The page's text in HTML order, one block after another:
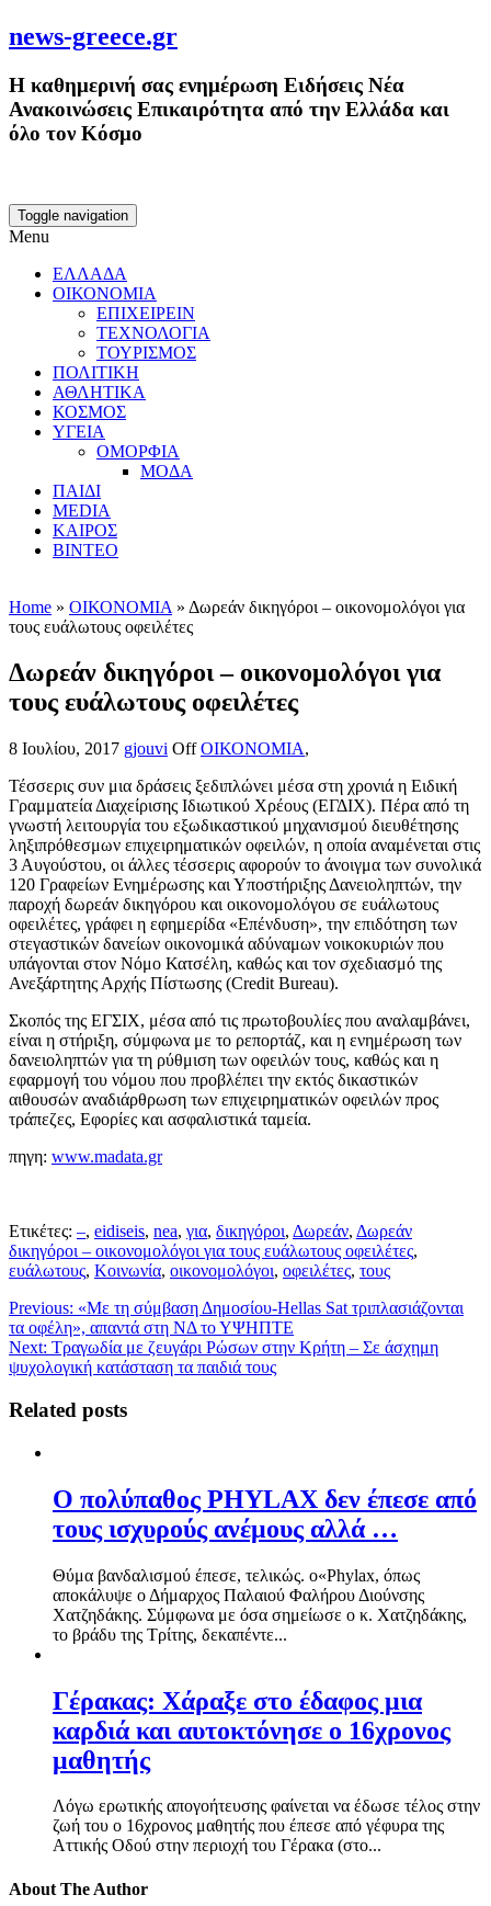
news-greece.gr
Η καθημερινή σας ενημέρωση Ειδήσεις Νέα
Ανακοινώσεις Επικαιρότητα από την Ελλάδα και
όλο τον Κόσμο
Toggle navigation
Menu
ΕΛΛΑΔΑ
ΟΙΚΟΝΟΜΙΑ
ΕΠΙΧΕΙΡΕΙΝ
ΤΕΧΝΟΛΟΓΙΑ
ΤΟΥΡΙΣΜΟΣ
ΠΟΛΙΤΙΚΗ
ΑΘΛΗΤΙΚΑ
ΚΟΣΜΟΣ
ΥΓΕΙΑ
ΟΜΟΡΦΙΑ
ΜΟΔΑ
ΠΑΙΔΙ
MEDIA
ΚΑΙΡΟΣ
ΒΙΝΤΕΟ
Home » ΟΙΚΟΝΟΜΙΑ » Δωρεάν δικηγόροι – οικονομολόγοι για
τους ευάλωτους οφειλέτες
Δωρεάν δικηγόροι – οικονομολόγοι για
τους ευάλωτους οφειλέτες
8 Ιουλίου, 2017 gjouvi Off ΟΙΚΟΝΟΜΙΑ,
Τέσσερις συν μια δράσεις ξεδιπλώνει μέσα στη χρονιά η Ειδική
Γραμματεία Διαχείρισης Ιδιωτικού Χρέους (ΕΓΔΙΧ). Πέρα από τη
γνωστή λειτουργία του εξωδικαστικού μηχανισμού διευθέτησης
ληξιπρόθεσμων επιχειρηματικών οφειλών, η οποία αναμένεται στις
3 Αυγούστου, οι άλλες τέσσερις αφορούν το άνοιγμα των συνολικά
120 Γραφείων Ενημέρωσης και Υποστήριξης Δανειοληπτών, την
παροχή δωρεάν δικηγόρου και οικονομολόγου σε ευάλωτους
οφειλέτες, γράφει η εφημερίδα «Επένδυση», την επιδότηση των
στεγαστικών δανείων οικονομικά αδύναμων νοικοκυριών που
υπάγονται στον Νόμο Κατσέλη, καθώς και τον σχεδιασμό της
Ανεξάρτητης Αρχής Πίστωσης (Credit Bureau).
Σκοπός της ΕΓΣΙΧ, μέσα από τις πρωτοβουλίες που αναλαμβάνει,
είναι η στήριξη, σύμφωνα με το ρεπορτάζ, και η ενημέρωση των
δανειοληπτών για τη ρύθμιση των οφειλών τους, καθώς και η
εφαρμογή του νόμου που προβλέπει την εκτός δικαστικών
αιθουσών αναδιάρθρωση των επιχειρηματικών οφειλών προς
τράπεζες, Εφορίες και ασφαλιστικά ταμεία.
πηγη: www.madata.gr
Ετικέτες: –, eidiseis, nea, για, δικηγόροι, Δωρεάν, Δωρεάν
δικηγόροι – οικονομολόγοι για τους ευάλωτους οφειλέτες,
ευάλωτους, Κοινωνία, οικονομολόγοι, οφειλέτες, τους
Previous: «Με τη σύμβαση Δημοσίου-Hellas Sat τριπλασιάζονται
τα οφέλη», απαντά στη ΝΔ το ΥΨΗΠΤΕ
Next: Τραγωδία με ζευγάρι Ρώσων στην Κρήτη – Σε άσχημη
ψυχολογική κατάσταση τα παιδιά τους
Related posts
Ο πολύπαθος PHYLAX δεν έπεσε από
τους ισχυρούς ανέμους αλλά …
Θύμα βανδαλισμού έπεσε, τελικώς. ο«Phylax, όπως
αποκάλυψε ο Δήμαρχος Παλαιού Φαλήρου Διούνσης
Χατζηδάκης. Σύμφωνα με όσα σημείωσε ο κ. Χατζηδάκης,
το βράδυ της Τρίτης, δεκαπέντε...
Γέρακας: Χάραξε στο έδαφος μια
καρδιά και αυτοκτόνησε ο 16χρονος
μαθητής
Λόγω ερωτικής απογοήτευσης φαίνεται να έδωσε τέλος στην
ζωή του ο 16χρονος μαθητής που έπεσε από γέφυρα της
Αττικής Οδού στην περιοχή του Γέρακα (στο...
About The Author